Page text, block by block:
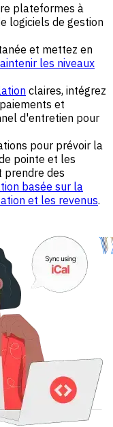
plateformes à
logiciels de gestion
et mettez en
les niveaux
claires, intégrez
et
d'entretien pour
pour prévoir la
pointe et les
prendre des
basée sur la
et les revenus.